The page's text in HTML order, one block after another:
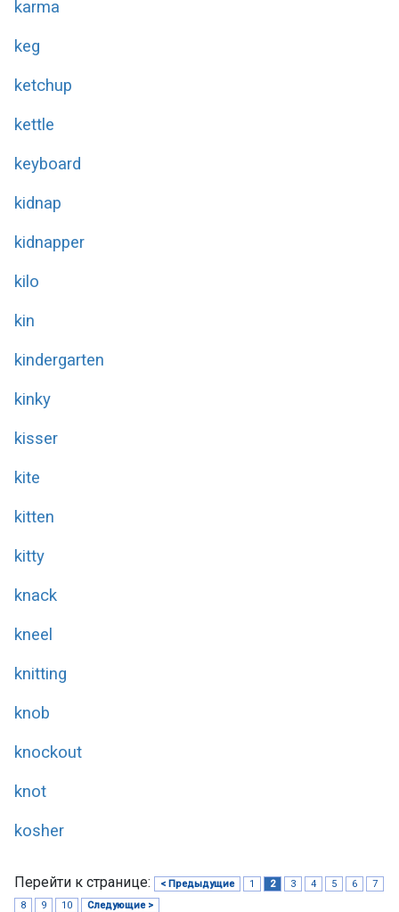
karma
keg
ketchup
kettle
keyboard
kidnap
kidnapper
kilo
kin
kindergarten
kinky
kisser
kite
kitten
kitty
knack
kneel
knitting
knob
knockout
knot
kosher
Перейти к странице: < Предыдущие 1 2 3 4 5 6
7
8
9 10 Следующие >